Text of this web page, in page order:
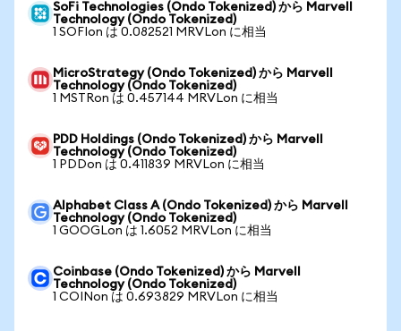
SoFi Technologies (Ondo Tokenized) から Marvell
Technology (Ondo Tokenized)
1 SOFIon は 0.082521 MRVLon に相当
MicroStrategy (Ondo Tokenized) から Marvell
Technology (Ondo Tokenized)
1 MSTRon は 0.457144 MRVLon に相当
PDD Holdings (Ondo Tokenized) から Marvell
Technology (Ondo Tokenized)
1 PDDon は 0.411839 MRVLon に相当
Alphabet Class A (Ondo Tokenized) から Marvell
Technology (Ondo Tokenized)
1 GOOGLon は 1.6052 MRVLon に相当
Coinbase (Ondo Tokenized) から Marvell
Technology (Ondo Tokenized)
1 COINon は 0.693829 MRVLon に相当